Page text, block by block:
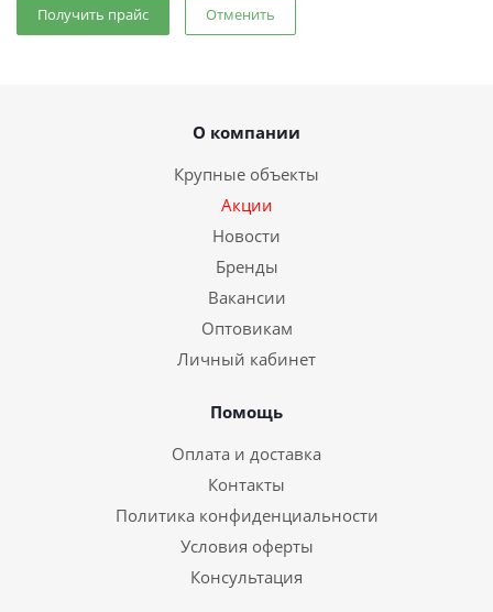
Отменить
О компании
Крупные объекты
Акции
Новости
Бренды
Вакансии
Оптовикам
Личный кабинет
Помощь
Оплата и доставка
Контакты
Политика конфиденциальности
Условия оферты
Консультация